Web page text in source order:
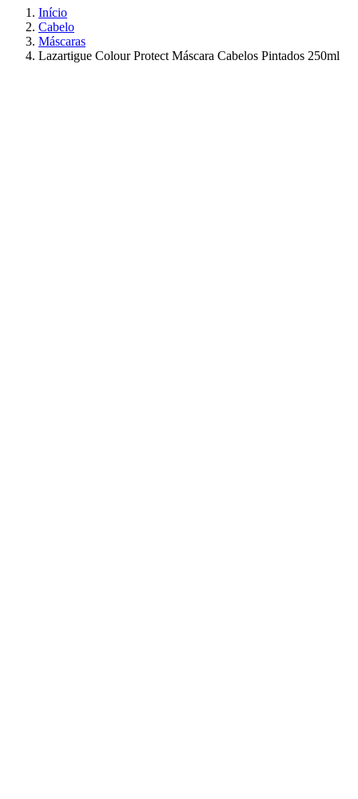
Início
Cabelo
Máscaras
Lazartigue Colour Protect Máscara Cabelos Pintados 250ml